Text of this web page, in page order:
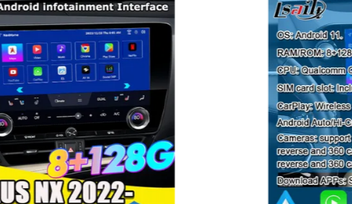
PLAN
DU
SITE
PRIVACY
POLICY